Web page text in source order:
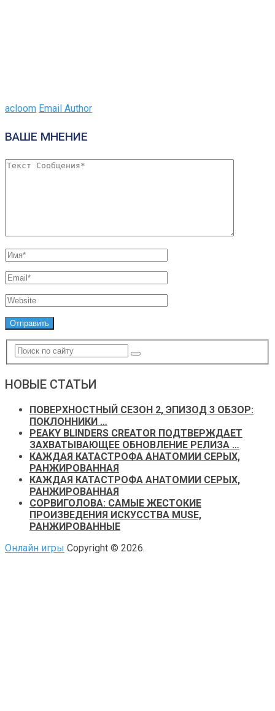
acloom Email Author
ВАШЕ МНЕНИЕ
НОВЫЕ СТАТЬИ
ПОВЕРХНОСТНЫЙ СЕЗОН 2, ЭПИЗОД 3 ОБЗОР:
ПОКЛОННИКИ …
PEAKY BLINDERS CREATOR ПОДТВЕРЖДАЕТ
ЗАХВАТЫВАЮЩЕЕ ОБНОВЛЕНИЕ РЕЛИЗА …
КАЖДАЯ КАТАСТРОФА АНАТОМИИ СЕРЫХ,
РАНЖИРОВАННАЯ
КАЖДАЯ КАТАСТРОФА АНАТОМИИ СЕРЫХ,
РАНЖИРОВАННАЯ
СОРВИГОЛОВА: САМЫЕ ЖЕСТОКИЕ
ПРОИЗВЕДЕНИЯ ИСКУССТВА MUSE,
РАНЖИРОВАННЫЕ
Онлайн игры Copyright © 2026.